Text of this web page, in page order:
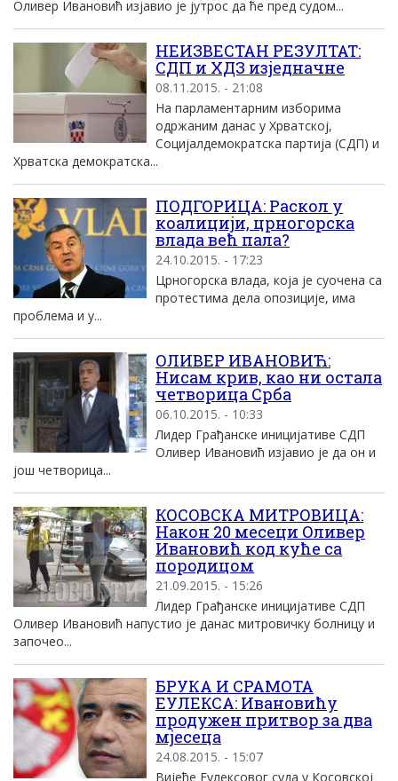
Оливер Ивановић изјавио је јутрос да ће пред судом...
НЕИЗВЕСТАН РЕЗУЛТАТ:
СДП и ХДЗ изједначне
08.11.2015. - 21:08
На парламентарним изборима
одржаним данас у Хрватској,
Социјалдемократска партија (СДП) и
Хрватска демократска...
ПОДГОРИЦА: Раскол у
коалицији, црногорска
влада већ пала?
24.10.2015. - 17:23
Црногорска влада, која је суочена са
протестима дела опозиције, има
проблема и у...
ОЛИВЕР ИВАНОВИЋ:
Нисам крив, као ни остала
четворица Срба
06.10.2015. - 10:33
Лидер Грађанске иницијативе СДП
Оливер Ивановић изјавио је да он и
још четворица...
КОСОВСКА МИТРОВИЦА:
Након 20 месеци Оливер
Ивановић код куће са
породицом
21.09.2015. - 15:26
Лидер Грађанске иницијативе СДП
Оливер Ивановић напустио је данас митровичку болницу и
започео...
БРУКА И СРАМОТА
ЕУЛЕКСА: Ивановићу
продужен притвор за два
мјесеца
24.08.2015. - 15:07
Вијеће Еулексовог суда у Косовској